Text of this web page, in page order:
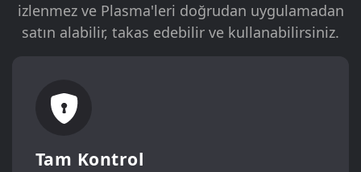
izlenmez ve Plasma'leri doğrudan uygulamadan
satın alabilir, takas edebilir ve kullanabilirsiniz.
Tam Kontrol